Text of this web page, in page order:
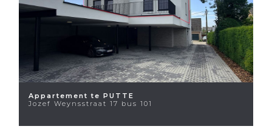
Appartement te PUTTE
Jozef Weynsstraat 17 bus 101